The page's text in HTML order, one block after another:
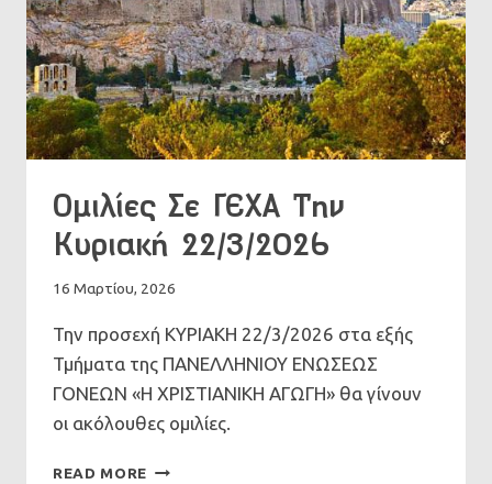
Ομιλίες Σε ΓΕΧΑ Την
Κυριακή 22/3/2026
16 Μαρτίου, 2026
Την προσεχή ΚΥΡΙΑΚΗ 22/3/2026 στα εξής
Τμήματα της ΠΑΝΕΛΛΗΝΙΟΥ ΕΝΩΣΕΩΣ
ΓΟΝΕΩΝ «Η ΧΡΙΣΤΙΑΝΙΚΗ ΑΓΩΓΗ» θα γίνουν
οι ακόλουθες ομιλίες.
READ MORE ΟΜΙΛΊΕΣ